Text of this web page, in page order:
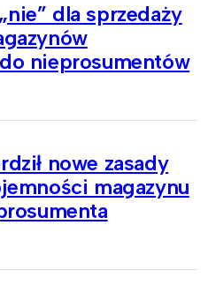
dla sprzedaży
nieprosumentów
nowe zasady
magazynu